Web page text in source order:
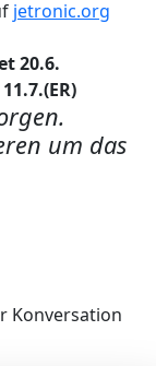
jetronic.org
20.6.
um das
Konversation